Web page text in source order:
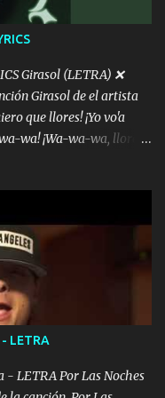
del diablo " ¿Si ...
Girasol (LETRA) ❌
Girasol de el artista
que llores! ¡Yo vo'a
wa! ¡Wa-wa-wa, llores!
el mundo pa' conectar
a to'a tu gente Pa’ dar
tú no eres artista, al
traigo un Balvin en los
¿Acaso eres
Parcerito, abre los ojos y
los nombres de tus
del diablo " ¿Si ...
LETRA
- LETRA Por Las Noches